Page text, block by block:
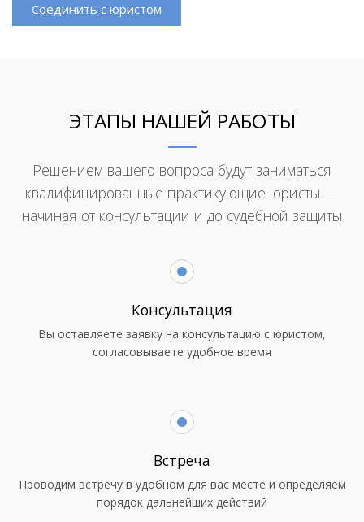
Соединить с юристом
ЭТАПЫ НАШЕЙ РАБОТЫ
Решением вашего вопроса будут заниматься
квалифицированные практикующие юристы —
начиная от консультации и до судебной защиты
Консультация
Вы оставляете заявку на консультацию с юристом,
согласовываете удобное время
Встреча
Проводим встречу в удобном для вас месте и определяем
порядок дальнейших действий